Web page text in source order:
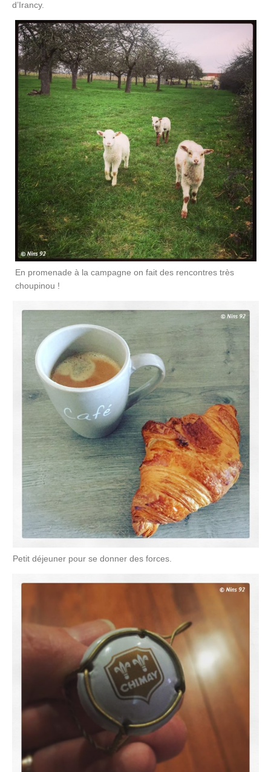
d’Irancy.
En promenade à la campagne on fait des rencontres très
choupinou !
Petit déjeuner pour se donner des forces.